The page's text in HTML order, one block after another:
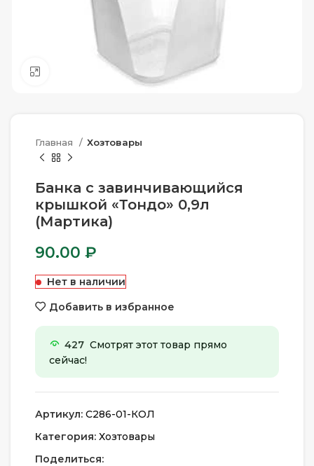
Нажмите, чтобы увеличить
Главная Хозтовары
Банка с завинчивающийся
крышкой «Тондо» 0,9л
(Мартика)
90.00 ₽
Нет в наличии
Добавить в избранное
427 Смотрят этот товар прямо
сейчас!
Артикул: С286-01-КОЛ
Категория: Хозтовары
Поделиться: